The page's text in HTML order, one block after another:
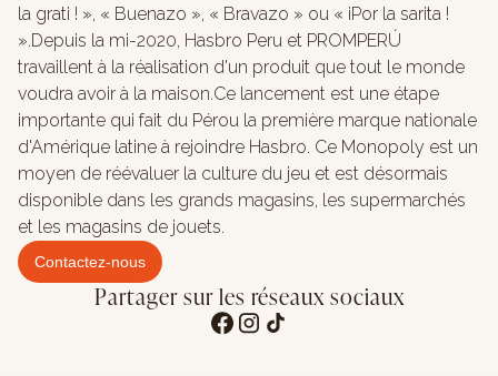
la grati ! », « Buenazo », « Bravazo » ou « iPor la sarita !
».Depuis la mi-2020, Hasbro Peru et PROMPERÚ
travaillent à la réalisation d'un produit que tout le monde
voudra avoir à la maison.Ce lancement est une étape
importante qui fait du Pérou la première marque nationale
d'Amérique latine à rejoindre Hasbro. Ce Monopoly est un
moyen de réévaluer la culture du jeu et est désormais
disponible dans les grands magasins, les supermarchés
et les magasins de jouets.
Contactez-nous
Partager sur les réseaux sociaux